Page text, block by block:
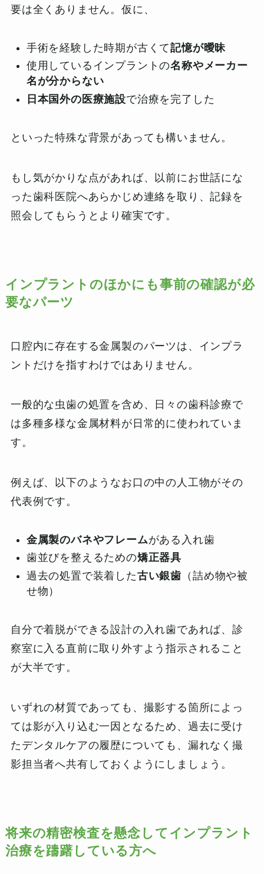
要は全くありません。仮に、
手術を経験した時期が古くて記憶が曖昧
使用しているインプラントの名称やメーカー
名が分からない
日本国外の医療施設で治療を完了した
といった特殊な背景があっても構いません。
もし気がかりな点があれば、以前にお世話にな
った歯科医院へあらかじめ連絡を取り、記録を
照会してもらうとより確実です。
インプラントのほかにも事前の確認が必
要なパーツ
口腔内に存在する金属製のパーツは、インプラ
ントだけを指すわけではありません。
一般的な虫歯の処置を含め、日々の歯科診療で
は多種多様な金属材料が日常的に使われていま
す。
例えば、以下のようなお口の中の人工物がその
代表例です。
金属製のバネやフレームがある入れ歯
歯並びを整えるための矯正器具
過去の処置で装着した古い銀歯 （詰め物や被
せ物）
自分で着脱ができる設計の入れ歯であれば、診
察室に入る直前に取り外すよう指示されること
が大半です。
いずれの材質であっても、撮影する箇所によっ
ては影が入り込む一因となるため、過去に受け
たデンタルケアの履歴についても、漏れなく撮
影担当者へ共有しておくようにしましょう。
将来の精密検査を懸念してインプラント
治療を躊躇している方へ